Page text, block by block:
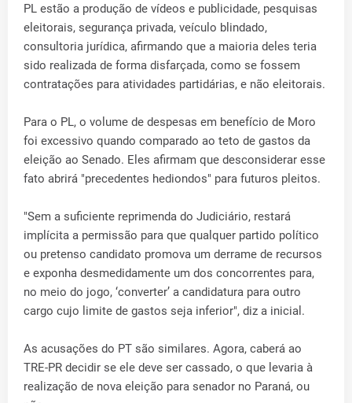
PL estão a produção de vídeos e publicidade, pesquisas
eleitorais, segurança privada, veículo blindado,
consultoria jurídica, afirmando que a maioria deles teria
sido realizada de forma disfarçada, como se fossem
contratações para atividades partidárias, e não eleitorais.
Para o PL, o volume de despesas em benefício de Moro
foi excessivo quando comparado ao teto de gastos da
eleição ao Senado. Eles afirmam que desconsiderar esse
fato abrirá "precedentes hediondos" para futuros pleitos.
"Sem a suficiente reprimenda do Judiciário, restará
implícita a permissão para que qualquer partido político
ou pretenso candidato promova um derrame de recursos
e exponha desmedidamente um dos concorrentes para,
no meio do jogo, ‘converter’ a candidatura para outro
cargo cujo limite de gastos seja inferior", diz a inicial.
As acusações do PT são similares. Agora, caberá ao
TRE-PR decidir se ele deve ser cassado, o que levaria à
realização de nova eleição para senador no Paraná, ou